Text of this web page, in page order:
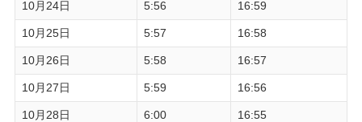
10月24日 5:56 16:59
10月25日 5:57 16:58
10月26日 5:58 16:57
10月27日 5:59 16:56
10月28日 6:00 16:55